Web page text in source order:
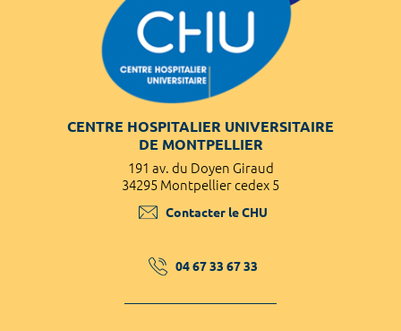
CENTRE HOSPITALIER UNIVERSITAIRE
DE MONTPELLIER
191 av. du Doyen Giraud
34295 Montpellier cedex 5
Contacter le CHU
04 67 33 67 33